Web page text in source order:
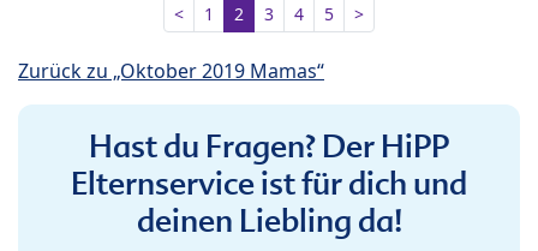
< 1 2 3 4 5 >
Zurück zu „Oktober 2019 Mamas“
Hast du Fragen? Der HiPP
Elternservice ist für dich und
deinen Liebling da!